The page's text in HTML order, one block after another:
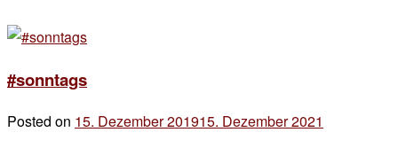
#sonntags
Posted on 15. Dezember 201915. Dezember 2021